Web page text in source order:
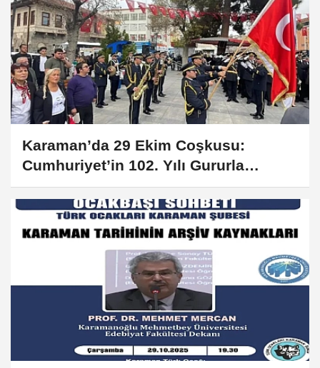
Karaman’da 29 Ekim Coşkusu:
Cumhuriyet’in 102. Yılı Gururla
Kutlanıyor